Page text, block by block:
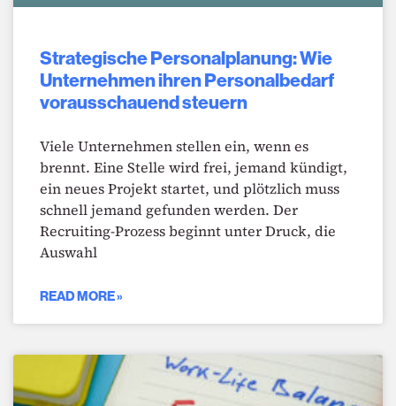
Strategische Personalplanung: Wie
Unternehmen ihren Personalbedarf
vorausschauend steuern
Viele Unternehmen stellen ein, wenn es
brennt. Eine Stelle wird frei, jemand kündigt,
ein neues Projekt startet, und plötzlich muss
schnell jemand gefunden werden. Der
Recruiting-Prozess beginnt unter Druck, die
Auswahl
READ MORE »